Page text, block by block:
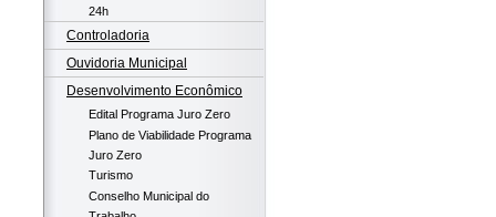
24h
Controladoria
Ouvidoria Municipal
Desenvolvimento Econômico
Edital Programa Juro Zero
Plano de Viabilidade Programa
Juro Zero
Turismo
Conselho Municipal do